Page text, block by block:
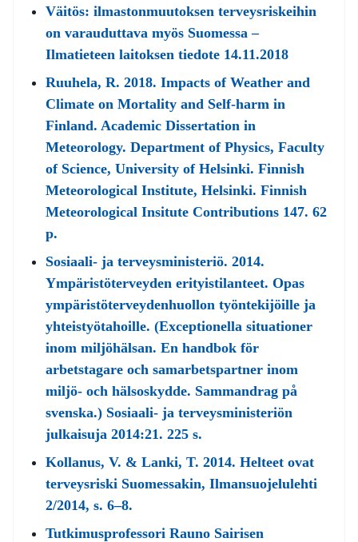
Väitös: ilmastonmuutoksen terveysriskeihin
on varauduttava myös Suomessa –
Ilmatieteen laitoksen tiedote 14.11.2018
Ruuhela, R. 2018. Impacts of Weather and
Climate on Mortality and Self-harm in
Finland. Academic Dissertation in
Meteorology. Department of Physics, Faculty
of Science, University of Helsinki. Finnish
Meteorological Institute, Helsinki. Finnish
Meteorological Insitute Contributions 147. 62
p.
Sosiaali- ja terveysministeriö. 2014.
Ympäristöterveyden erityistilanteet. Opas
ympäristöterveydenhuollon työntekijöille ja
yhteistyötahoille. (Exceptionella situationer
inom miljöhälsan. En handbok för
arbetstagare och samarbetspartner inom
miljö- och hälsoskydde. Sammandrag på
svenska.) Sosiaali- ja terveysministeriön
julkaisuja 2014:21. 225 s.
Kollanus, V. & Lanki, T. 2014. Helteet ovat
terveysriski Suomessakin, Ilmansuojelulehti
2/2014, s. 6–8.
Tutkimusprofessori Rauno Sairisen